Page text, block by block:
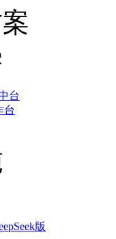
台
台
版